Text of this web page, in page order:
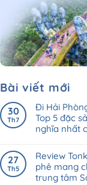
Bài viết mới
30
Th7
Đi Hải
Top 5 đặc
nghĩa nhất
27
Th5
Review
phê mang
trung tâm